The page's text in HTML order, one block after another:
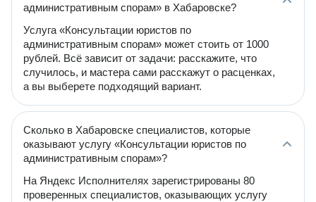
административным спорам» в Хабаровске?
Услуга «Консультации юристов по
административным спорам» может стоить от 1000
рублей. Всё зависит от задачи: расскажите, что
случилось, и мастера сами расскажут о расценках,
а вы выберете подходящий вариант.
Сколько в Хабаровске специалистов, которые
оказывают услугу «Консультации юристов по
административным спорам»?
На Яндекс Исполнителях зарегистрированы 80
проверенных специалистов, оказывающих услугу